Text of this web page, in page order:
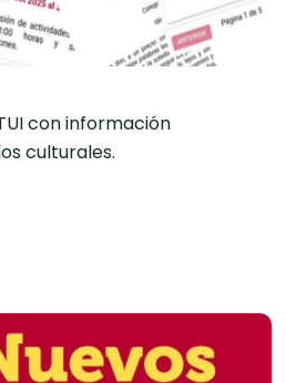
con información
culturales.